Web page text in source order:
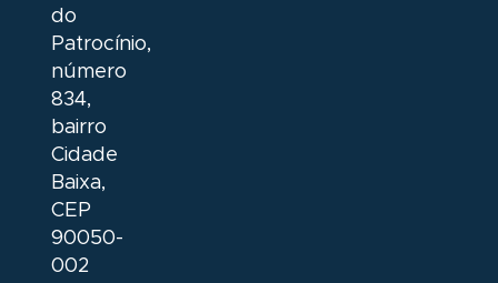
do
Patrocínio,
número
834,
bairro
Cidade
Baixa,
CEP
90050-
002